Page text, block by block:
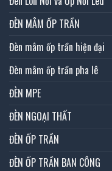
ĐÈN MÂM ỐP TRẦN
Đèn mâm ốp trần hiện đại
Đèn mâm ốp trần pha lê
ĐÈN MPE
ĐÈN NGOẠI THẤT
ĐÈN ỐP TRẦN
ĐÈN ỐP TRẦN BAN CÔNG